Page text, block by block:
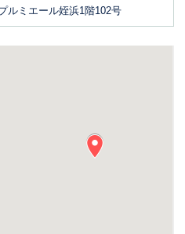
ルミエール姪浜1階102号